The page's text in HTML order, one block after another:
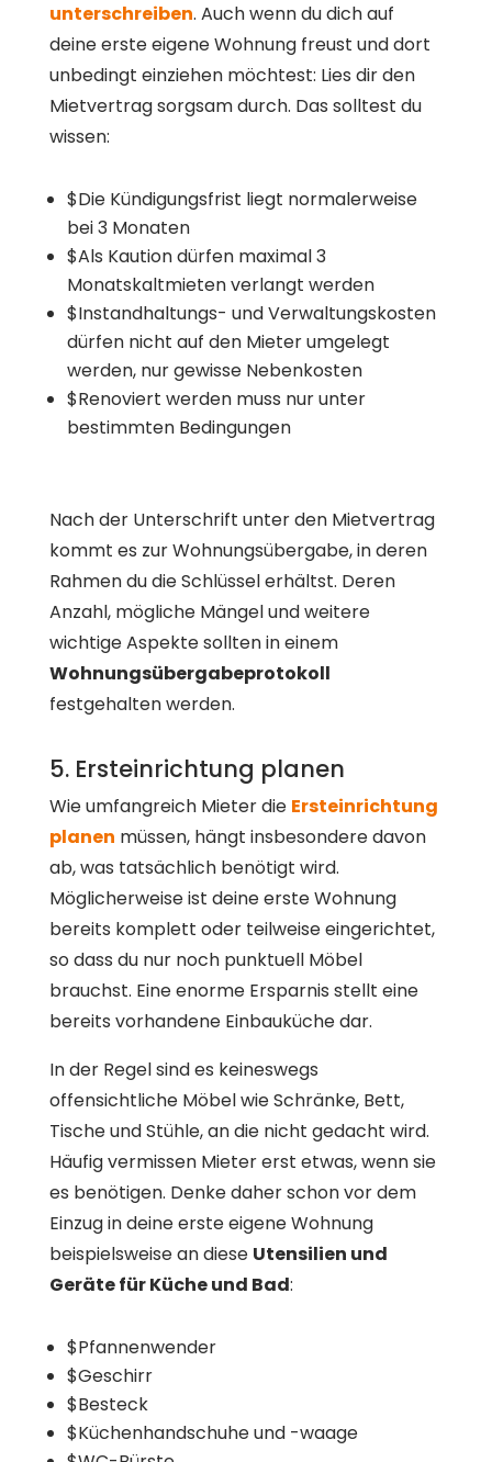
unterschreiben. Auch wenn du dich auf
deine erste eigene Wohnung freust und dort
unbedingt einziehen möchtest: Lies dir den
Mietvertrag sorgsam durch. Das solltest du
wissen:
$Die Kündigungsfrist liegt normalerweise
bei 3 Monaten
$Als Kaution dürfen maximal 3
Monatskaltmieten verlangt werden
$Instandhaltungs- und Verwaltungskosten
dürfen nicht auf den Mieter umgelegt
werden, nur gewisse Nebenkosten
$Renoviert werden muss nur unter
bestimmten Bedingungen
Nach der Unterschrift unter den Mietvertrag
kommt es zur Wohnungsübergabe, in deren
Rahmen du die Schlüssel erhältst. Deren
Anzahl, mögliche Mängel und weitere
wichtige Aspekte sollten in einem
Wohnungsübergabeprotokoll
festgehalten werden.
5. Ersteinrichtung planen
Wie umfangreich Mieter die Ersteinrichtung
planen müssen, hängt insbesondere davon
ab, was tatsächlich benötigt wird.
Möglicherweise ist deine erste Wohnung
bereits komplett oder teilweise eingerichtet,
so dass du nur noch punktuell Möbel
brauchst. Eine enorme Ersparnis stellt eine
bereits vorhandene Einbauküche dar.
In der Regel sind es keineswegs
offensichtliche Möbel wie Schränke, Bett,
Tische und Stühle, an die nicht gedacht wird.
Häufig vermissen Mieter erst etwas, wenn sie
es benötigen. Denke daher schon vor dem
Einzug in deine erste eigene Wohnung
beispielsweise an diese Utensilien und
Geräte für Küche und Bad:
$Pfannenwender
$Geschirr
$Besteck
$Küchenhandschuhe und -waage